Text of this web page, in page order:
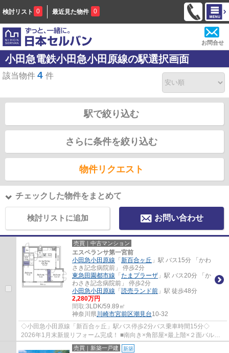
検討リスト 0 最近見た物件 0
お問合せ
小田急電鉄小田急小田原線の駅選択画面
該当物件 4 件
駅で絞り込む
さらに条件を絞り込む
物件リクエスト
チェックした物件をまとめて
検討リストに追加 お問い合わせ
売買｜中古マンション
エスペランサ第一宮前
小田急小田原線 「 新百合ヶ丘 」駅 バス15分 「かわ
さき記念病院前」 停歩2分
東急田園都市線 「 たまプラーザ 」駅 バス20分 「か
わさき記念病院前」 停歩2分
小田急小田原線 「 読売ランド前 」駅 徒歩48分
2,280万円
間取:3LDK/59.89㎡
神奈川県川崎市宮前区潮見台10-32
◇小田急小田原線「新百合ヶ丘」駅バス停歩2分バス乗車時間15分◇
2026年1月末新規リフォーム完成！ ■南向き×角部屋×最上階×２面バルコ
ニーで日当たり・風通し◎ ■緑が多くのどかな立地 ...
売買｜新築一戸建 新築